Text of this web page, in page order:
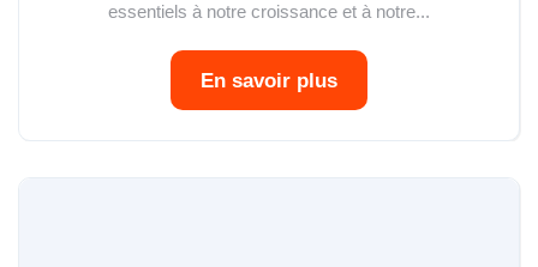
essentiels à notre croissance et à notre...
En savoir plus